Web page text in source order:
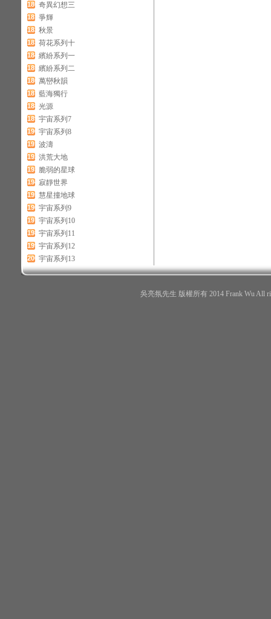
180 奇異幻想三
181 爭輝
182 秋景
183 荷花系列十
184 繽紛系列一
185 繽紛系列二
186 萬巒秋韻
187 藍海獨行
188 光源
189 宇宙系列7
190 宇宙系列8
191 波濤
192 洪荒大地
193 脆弱的星球
194 寂靜世界
195 慧星撞地球
196 宇宙系列9
197 宇宙系列10
198 宇宙系列11
199 宇宙系列12
200 宇宙系列13
吳亮氛先生 版權所有 2014 Frank Wu All